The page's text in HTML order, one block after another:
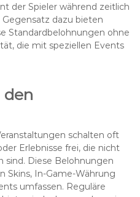
der Spieler während zeitlich
dazu bieten
Standardbelohnungen ohne
die mit speziellen Events
den
schalten oft
Erlebnisse frei, die nicht
sind. Diese Belohnungen
Skins, In-Game-Währung
umfassen. Reguläre